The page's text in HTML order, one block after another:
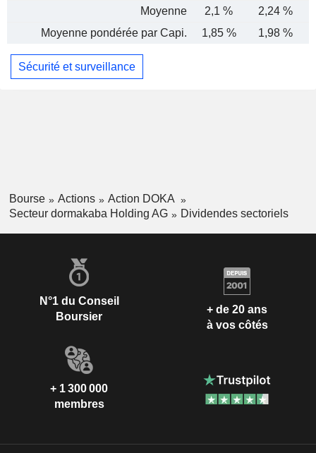
Moyenne
2,1 % 2,24 %
Moyenne pondérée par Capi.
1,85 % 1,98 %
Sécurité et surveillance
Bourse Actions
Action DOKA
Secteur dormakaba Holding AG
Dividendes sectoriels
N°1 du Conseil
Boursier
+ de 20 ans
à vos côtés
+ 1 300 000
membres